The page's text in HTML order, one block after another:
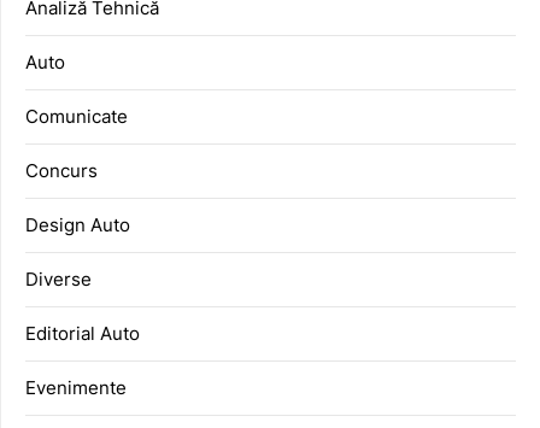
Analiză Tehnică
Auto
Comunicate
Concurs
Design Auto
Diverse
Editorial Auto
Evenimente